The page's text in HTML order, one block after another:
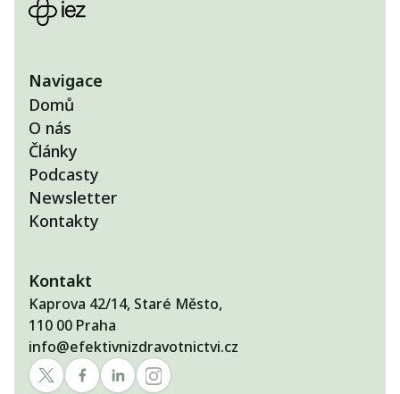
Navigace
Domů
O nás
Články
Podcasty
Newsletter
Kontakty
Kontakt
Kaprova 42/14, Staré Město,
110 00 Praha
info@efektivnizdravotnictvi.cz